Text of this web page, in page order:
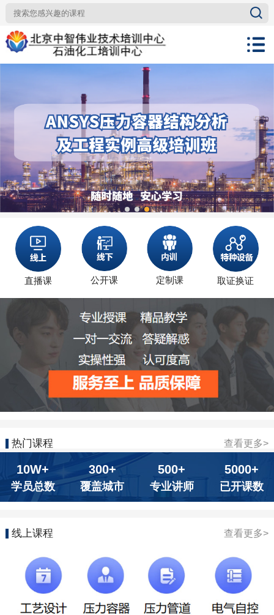
直播课 公开课 定制课 取证换证
热门课程 查看更多>
10W+
学员总数
300+
覆盖城市
500+
专业讲师
5000+
已开课数
线上课程 查看更多>